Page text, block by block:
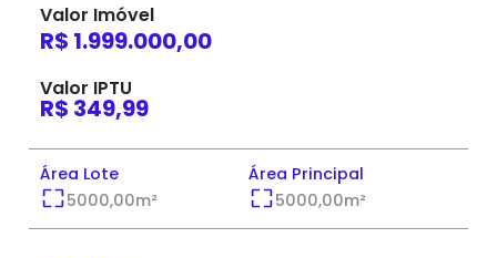
Valor Imóvel
R$ 1.999.000,00
Valor IPTU
R$ 349,99
Área Lote
5000,00m²
Área Principal
5000,00m²